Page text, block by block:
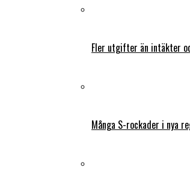
Fler utgifter än intäkter
Många S-rockader i nya